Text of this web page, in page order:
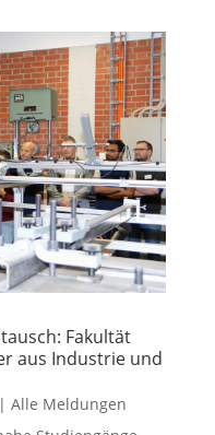
Fakultät
aus Industrie und
| Alle Meldungen